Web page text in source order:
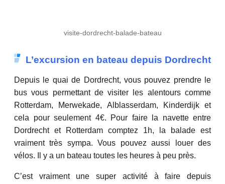
visite-dordrecht-balade-bateau
L’excursion en bateau depuis Dordrecht
Depuis le quai de Dordrecht, vous pouvez prendre le
bus vous permettant de visiter les alentours comme
Rotterdam, Merwekade, Alblasserdam, Kinderdijk et
cela pour seulement 4€. Pour faire la navette entre
Dordrecht et Rotterdam comptez 1h, la balade est
vraiment très sympa. Vous pouvez aussi louer des
vélos. Il y a un bateau toutes les heures à peu près.
C’est vraiment une super activité à faire depuis